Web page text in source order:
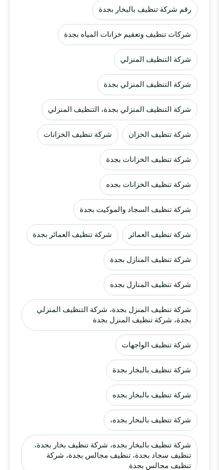
رقم شركة تنظيف بالبخار بجدة
شركات تنظيف وتعقيم خزانات المياه بجدة
شركة التنظيف المنزلي
شركة التنظيف المنزلي بجدة
شركة التنظيف المنزلي بجدة، التنظيف المنزلي
شركة تنظيف الخزان شركة تنظيف الخزانات
شركة تنظيف الخزانات بجدة
شركة تنظيف الخزانات بجده
شركة تنظيف السجاد والموكيت بجدة
شركة تنظيف العمائر شركة تنظيف العمائر بجدة
شركة تنظيف المنازل بجدة
شركة تنظيف المنازل بجده
شركة تنظيف المنزل بجدة، شركة التنظيف المنزلي
بجدة، شركة تنظيف المنزل بجدة
شركة تنظيف الواجهات
شركة تنظيف بالبخار بجدة
شركة تنظيف بالبخار بجده
شركة تنظيف بالبخار بجده،
شركة تنظيف بالبخار بجده، شركة تنظيف بخار بجدة،
تنظيف سجاد بجدة، تنظيف مجالس بجدة، شركة
تنظيف مجالس بجدة